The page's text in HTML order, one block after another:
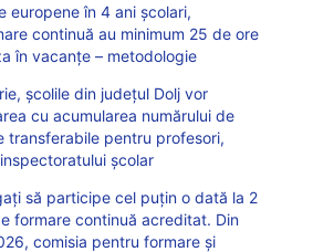
europene în 4 ani școlari,
continuă au minimum 25 de ore
în vacanțe – metodologie
școlile din județul Dolj vor
cu acumularea numărului de
transferabile pentru profesori,
școlar
să participe cel puțin o dată la 2
formare continuă acreditat. Din
comisia pentru formare şi